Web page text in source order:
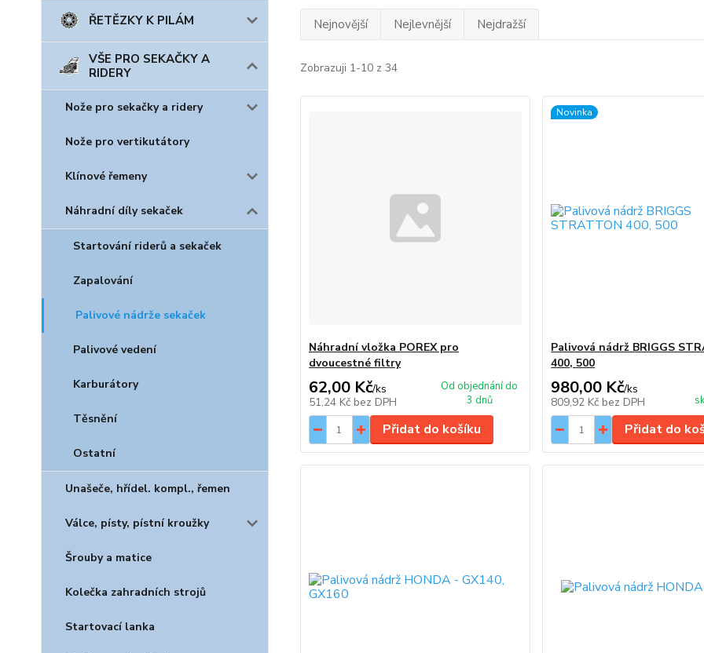
ŘETĚZKY K PILÁM
VŠE PRO SEKAČKY A
RIDERY
Nože pro sekačky a ridery
Nože pro vertikutátory
Klínové řemeny
Náhradní díly sekaček
Startování riderů a sekaček
Zapalování
Palivové nádrže sekaček
Palivové vedení
Karburátory
Těsnění
Ostatní
Unašeče, hřídel. kompl., řemen
Válce, písty, pístní kroužky
Šrouby a matice
Kolečka zahradních strojů
Startovací lanka
Nejnovější Nejlevnější Nejdražší
Zobrazuji 1-10 z 34
Náhradní vložka POREX pro
dvoucestné filtry
62,00 Kč/ks
51,24 Kč bez DPH
Od objednání do
3 dnů
Přidat do košíku
Novinka
Palivová nádrž BRIGGS
400, 500
980,00 Kč/ks
809,92 Kč bez DPH
Přidat do